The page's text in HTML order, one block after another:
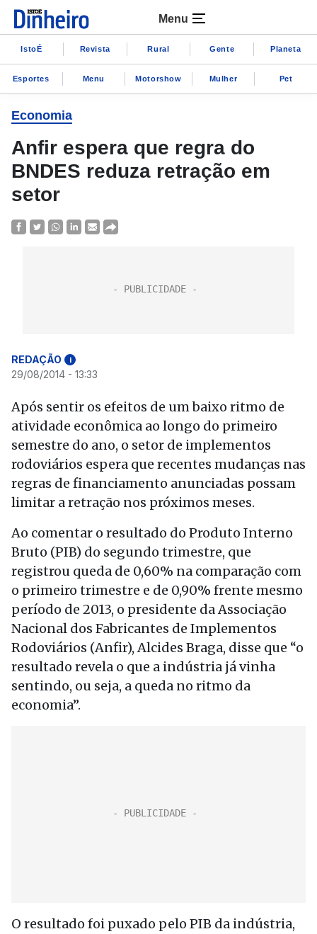
Menu
IstoÉ Revista Rural Gente Planeta
Esportes Menu Motorshow Mulher Pet
Economia
Anfir espera que regra do
BNDES reduza retração em
setor
REDAÇÃO i
29/08/2014 - 13:33
Após sentir os efeitos de um baixo ritmo de
atividade econômica ao longo do primeiro
semestre do ano, o setor de implementos
rodoviários espera que recentes mudanças nas
regras de financiamento anunciadas possam
limitar a retração nos próximos meses.
Ao comentar o resultado do Produto Interno
Bruto (PIB) do segundo trimestre, que
registrou queda de 0,60% na comparação com
o primeiro trimestre e de 0,90% frente mesmo
período de 2013, o presidente da Associação
Nacional dos Fabricantes de Implementos
Rodoviários (Anfir), Alcides Braga, disse que “o
resultado revela o que a indústria já vinha
sentindo, ou seja, a queda no ritmo da
economia”.
O resultado foi puxado pelo PIB da indústria,